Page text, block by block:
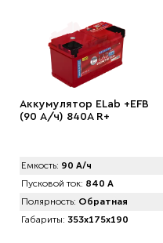
Аккумулятор ELab +EFB
(90 А/ч) 840A R+
Емкость: 90 А/ч
Пусковой ток: 840 А
Полярность: Обратная
Габариты: 353x175x190